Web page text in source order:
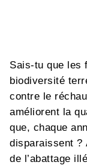
Sais-tu que les
biodiversité
contre le
améliorent la
que, chaque
disparaissent ?
de l’abattage